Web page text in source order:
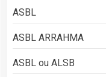
ASBL
ASBL ARRAHMA
ASBL ou ALSB